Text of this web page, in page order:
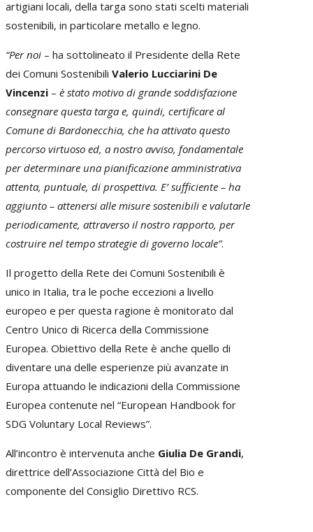
artigiani locali, della targa sono stati scelti materiali
sostenibili, in particolare metallo e legno.
“Per noi – ha sottolineato il Presidente della Rete
dei Comuni Sostenibili Valerio Lucciarini De
Vincenzi – è stato motivo di grande soddisfazione
consegnare questa targa e, quindi, certificare al
Comune di Bardonecchia, che ha attivato questo
percorso virtuoso ed, a nostro avviso, fondamentale
per determinare una pianificazione amministrativa
attenta, puntuale, di prospettiva. E’ sufficiente – ha
aggiunto – attenersi alle misure sostenibili e valutarle
periodicamente, attraverso il nostro rapporto, per
costruire nel tempo strategie di governo locale”.
Il progetto della Rete dei Comuni Sostenibili è
unico in Italia, tra le poche eccezioni a livello
europeo e per questa ragione è monitorato dal
Centro Unico di Ricerca della Commissione
Europea. Obiettivo della Rete è anche quello di
diventare una delle esperienze più avanzate in
Europa attuando le indicazioni della Commissione
Europea contenute nel “European Handbook for
SDG Voluntary Local Reviews”.
All’incontro è intervenuta anche Giulia De Grandi,
direttrice dell’Associazione Città del Bio e
componente del Consiglio Direttivo RCS.